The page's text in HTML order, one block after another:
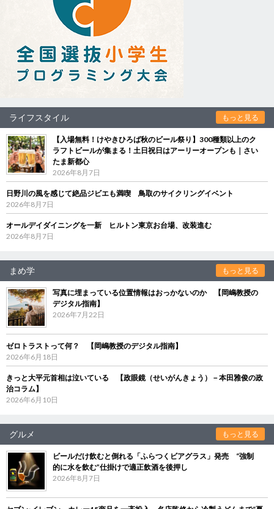
ライフスタイル もっと見る
【入場無料！けやきひろば秋のビール祭り】300種類以上のク
ラフトビールが集まる！土日祝日はアーリーオープンも｜さい
たま新都心
2026年8月7日
日野川の風を感じて絶品ジビエも満喫 鳥取のサイクリングイベント
2026年8月7日
オールデイダイニングを一新 ヒルトン東京お台場、改装進む
2026年8月7日
まめ学 もっと見る
写真に埋まっている位置情報はおっかないのか 【岡嶋教授の
デジタル指南】
2026年7月22日
ゼロトラストって何？ 【岡嶋教授のデジタル指南】
2026年6月18日
きっと大平元首相は泣いている 【政眼鏡（せいがんきょう）－本田雅俊の政
治コラム】
2026年6月10日
グルメ もっと見る
ビールだけ飲むと倒れる「ふらつくビアグラス」発売 “強制
的に水を飲む”仕掛けで適正飲酒を後押し
2026年8月7日